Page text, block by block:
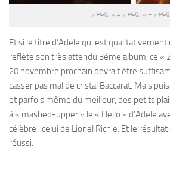
« Hello » + « Hello » = «
Et si le titre d’Adele qui est
reflète son très attendu 3éme album, ce «
20 novembre prochain devrait être
casser pas mal de cristal Baccarat. Mais
et parfois même du meilleur, des petits
à « mashed-upper » le « Hello » d’Adele
célèbre : celui de Lionel Richie. Et le
réussi.